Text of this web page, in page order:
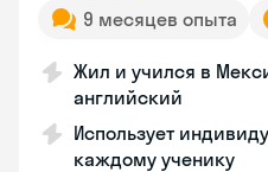
9 месяцев опыта
Жил и учился в
английский
Использует
каждому ученику